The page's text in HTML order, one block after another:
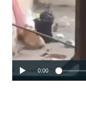
0:00